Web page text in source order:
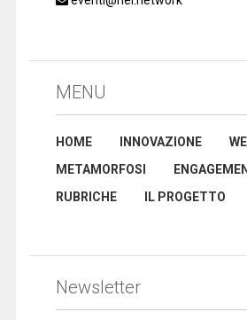
MENU
HOME INNOVAZIONE
METAMORFOSI
RUBRICHE
IL PROGETTO
Newsletter